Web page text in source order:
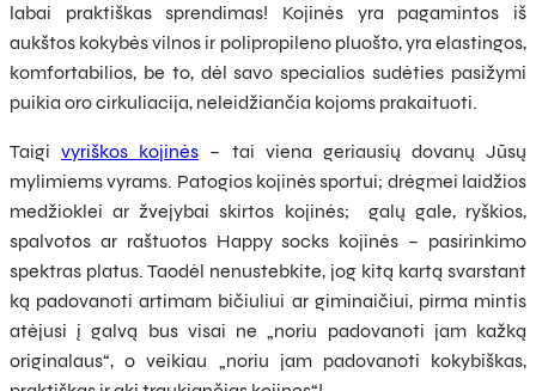
labai praktiškas sprendimas! Kojinės yra pagamintos iš
aukštos kokybės vilnos ir polipropileno pluošto, yra elastingos,
komfortabilios, be to, dėl savo specialios sudėties pasižymi
puikia oro cirkuliacija, neleidžiančia kojoms prakaituoti.
Taigivyriškos kojinės – tai viena geriausių dovanų Jūsų
mylimiems vyrams. Patogios kojinės sportui; drėgmei laidžios
medžioklei ar žvejybai skirtos kojinės; galų gale, ryškios,
spalvotos ar raštuotos Happy socks kojinės – pasirinkimo
spektras platus. Taodėl nenustebkite, jog kitą kartą svarstant
ką padovanoti artimam bičiuliui ar giminaičiui, pirma mintis
atėjusi į galvą bus visai ne „noriu padovanoti jam kažką
originalaus“, o veikiau „noriu jam padovanoti kokybiškas,